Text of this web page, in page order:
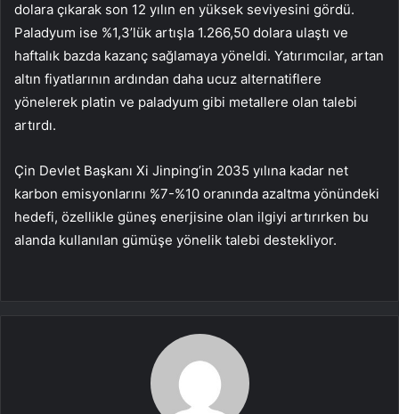
dolara çıkarak son 12 yılın en yüksek seviyesini gördü.
Paladyum ise %1,3’lük artışla 1.266,50 dolara ulaştı ve
haftalık bazda kazanç sağlamaya yöneldi. Yatırımcılar, artan
altın fiyatlarının ardından daha ucuz alternatiflere
yönelerek platin ve paladyum gibi metallere olan talebi
artırdı.
Çin Devlet Başkanı Xi Jinping’in 2035 yılına kadar net
karbon emisyonlarını %7-%10 oranında azaltma yönündeki
hedefi, özellikle güneş enerjisine olan ilgiyi artırırken bu
alanda kullanılan gümüşe yönelik talebi destekliyor.